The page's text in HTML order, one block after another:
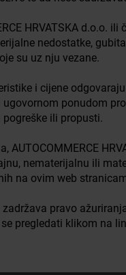
HRVATSKA d.o.o.
nedostatke,
su uz nju vezane.
i cijene
ponudom
ili propusti.
AUTOCOMMERCE
nematerijalnu ili
na ovim web
zadržava pravo
pregledati klikom na